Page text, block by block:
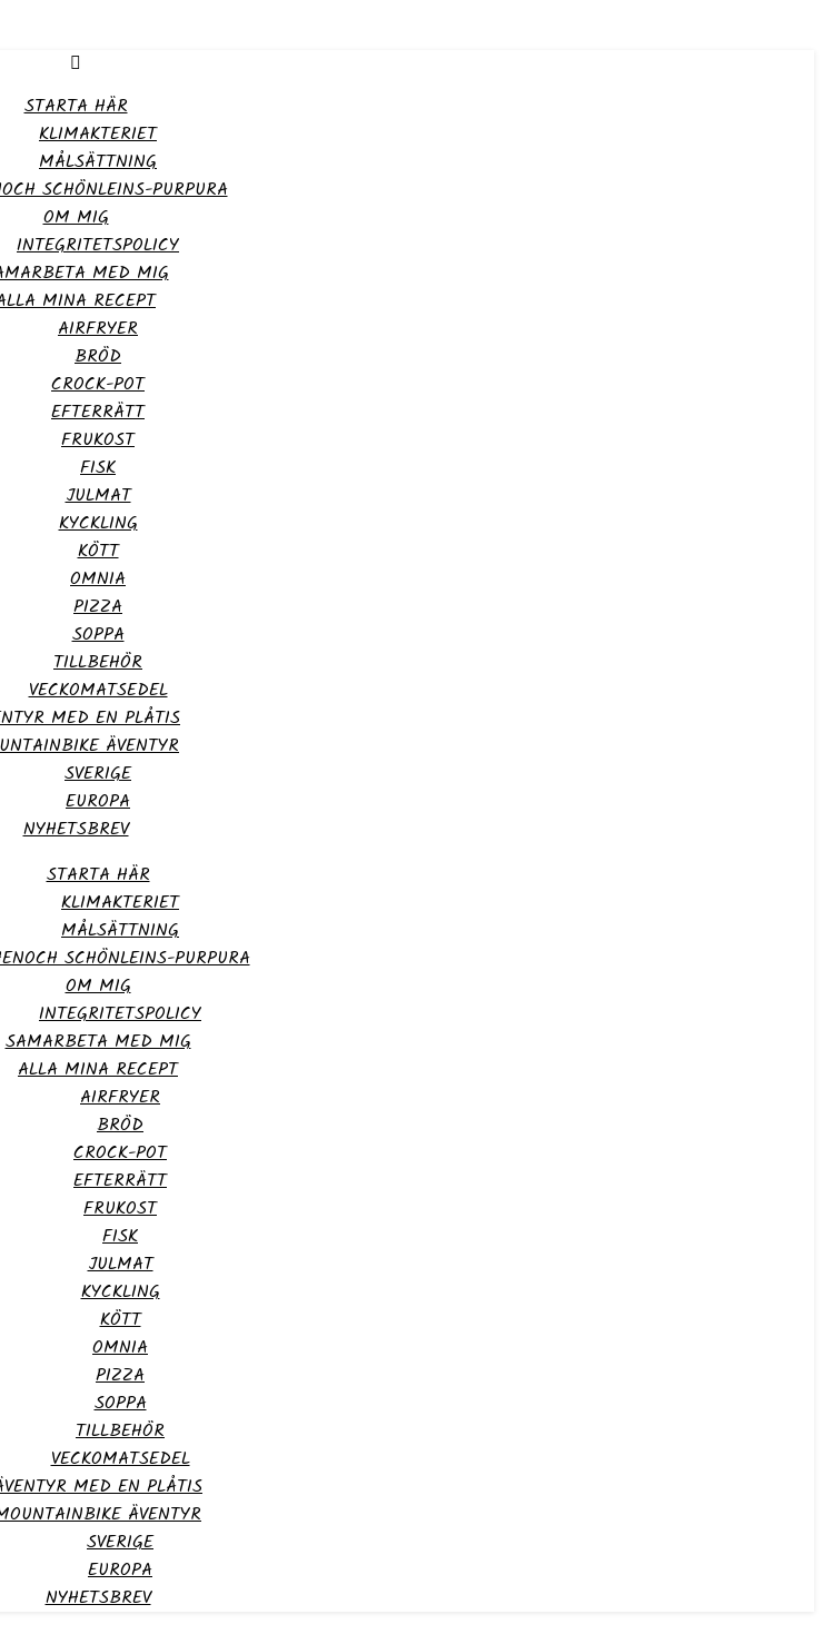
STARTA HÄR
KLIMAKTERIET
MÅLSÄTTNING
SCHÖNLEINS-PURPURA
OM MIG
INTEGRITETSPOLICY
MED MIG
MINA RECEPT
AIRFRYER
BRÖD
CROCK-POT
EFTERRÄTT
FRUKOST
FISK
JULMAT
KYCKLING
KÖTT
OMNIA
PIZZA
SOPPA
TILLBEHÖR
VECKOMATSEDEL
MED EN PLÅTIS
ÄVENTYR
SVERIGE
EUROPA
NYHETSBREV
STARTA HÄR
KLIMAKTERIET
MÅLSÄTTNING
SCHÖNLEINS-PURPURA
OM MIG
INTEGRITETSPOLICY
SAMARBETA MED MIG
ALLA MINA RECEPT
AIRFRYER
BRÖD
CROCK-POT
EFTERRÄTT
FRUKOST
FISK
JULMAT
KYCKLING
KÖTT
OMNIA
PIZZA
SOPPA
TILLBEHÖR
VECKOMATSEDEL
MED EN PLÅTIS
ÄVENTYR
SVERIGE
EUROPA
NYHETSBREV